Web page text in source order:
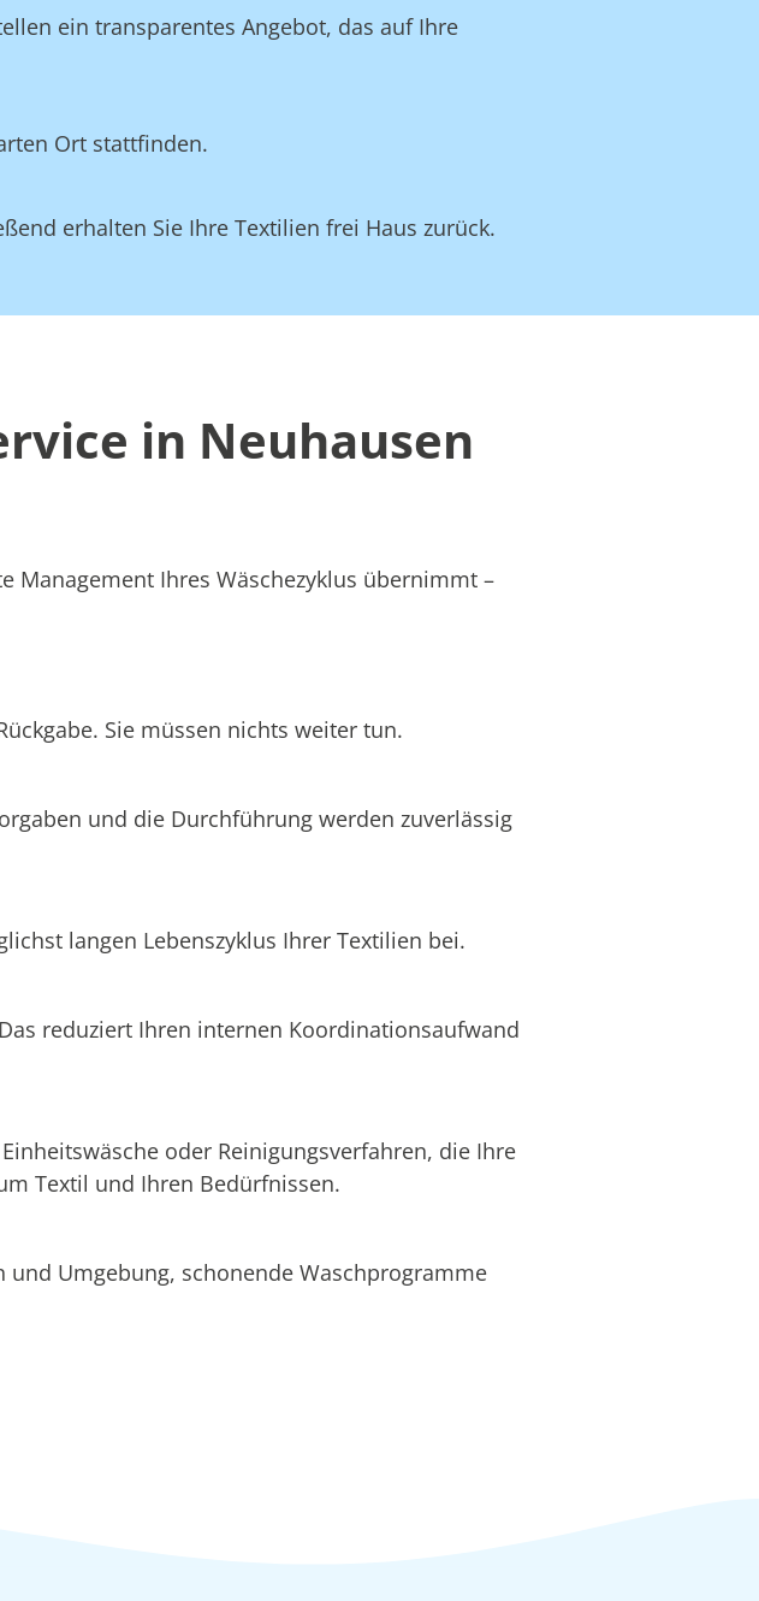
ein transparentes Angebot, das auf Ihre
Ort stattfinden.
erhalten Sie Ihre Textilien frei Haus zurück.
in Neuhausen
Management Ihres Wäschezyklus übernimmt –
Sie müssen nichts weiter tun.
und die Durchführung werden zuverlässig
langen Lebenszyklus Ihrer Textilien bei.
reduziert Ihren internen Koordinationsaufwand
oder Reinigungsverfahren, die Ihre
Textil und Ihren Bedürfnissen.
und Umgebung, schonende Waschprogramme